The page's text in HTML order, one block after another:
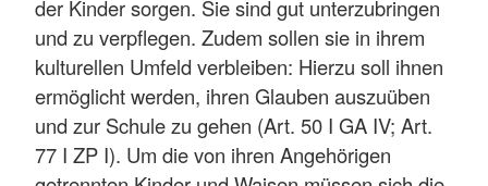
der Kinder sorgen. Sie sind gut unterzubringen
und zu verpflegen. Zudem sollen sie in ihrem
kulturellen Umfeld verbleiben: Hierzu soll ihnen
ermöglicht werden, ihren Glauben auszuüben
und zur Schule zu gehen (Art. 50 I GA IV; Art.
77 I ZP I). Um die von ihren Angehörigen